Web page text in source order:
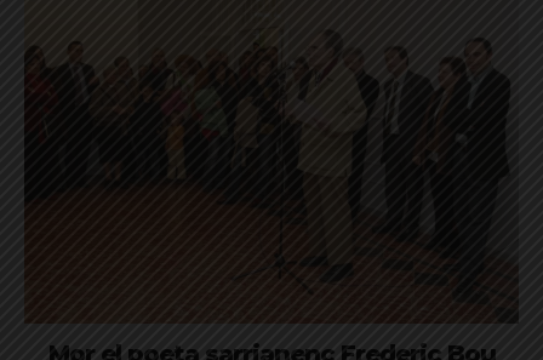
Mor el poeta sarrianenc Frederic Bou